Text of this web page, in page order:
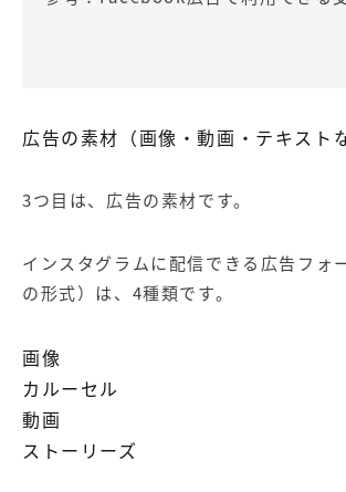
広告の素材（画像・動画・テキスト
3つ目は、広告の素材です。
インスタグラムに配信できる広告フォ
の形式）は、4種類です。
画像
カルーセル
動画
ストーリーズ